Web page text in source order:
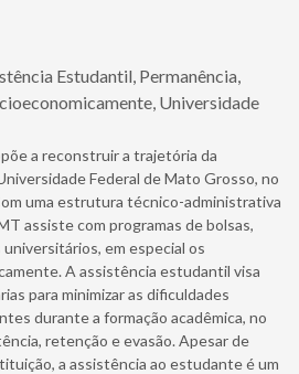
Estudantil, Permanência,
Universidade
a reconstruir a trajetória da
Federal de Mato Grosso, no
uma estrutura técnico-administrativa
assiste com programas de bolsas,
em especial os
A assistência estudantil visa
para minimizar as dificuldades
durante a formação acadêmica, no
retenção e evasão. Apesar de
a assistência ao estudante é um